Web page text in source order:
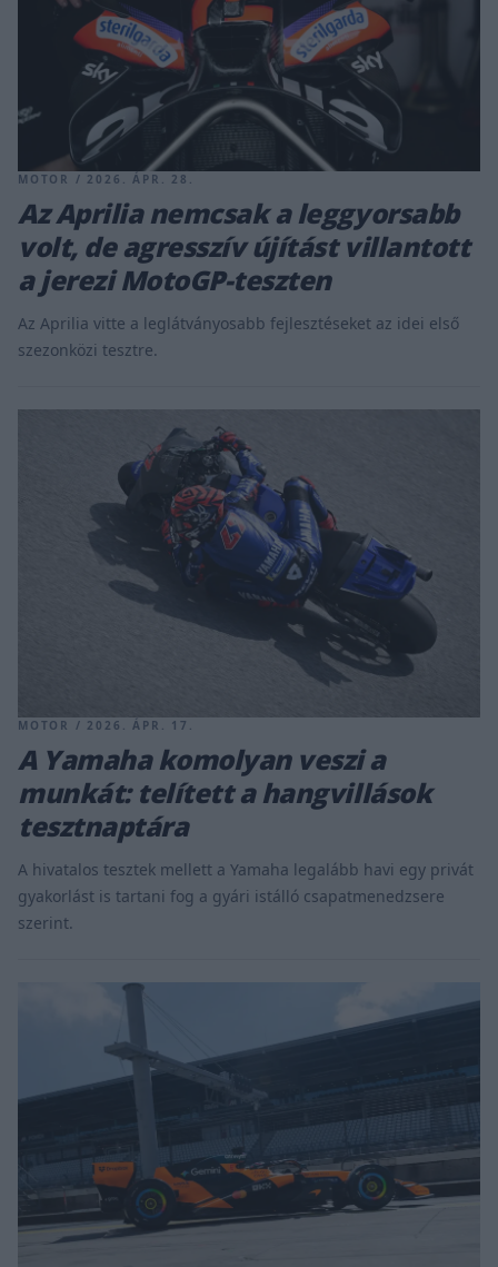
MOTOR / 2026. ÁPR. 28.
Az Aprilia nemcsak a leggyorsabb
volt, de agresszív újítást villantott
a jerezi MotoGP-teszten
Az Aprilia vitte a leglátványosabb fejlesztéseket az idei első
szezonközi tesztre.
MOTOR / 2026. ÁPR. 17.
​A Yamaha komolyan veszi a
munkát: telített a hangvillások
tesztnaptára
​A hivatalos tesztek mellett a Yamaha legalább havi egy privát
gyakorlást is tartani fog a gyári istálló csapatmenedzsere
szerint.